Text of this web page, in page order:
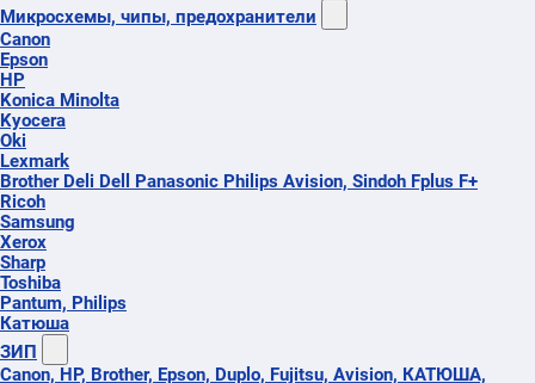
Микросхемы, чипы, предохранители
Canon
Epson
HP
Konica Minolta
Kyocera
Oki
Lexmark
Brother Deli Dell Panasonic Philips Avision, Sindoh Fplus F+
Ricoh
Samsung
Xerox
Sharp
Toshiba
Pantum, Philips
Катюша
ЗИП
Canon, HP, Brother, Epson, Duplo, Fujitsu, Avision, КАТЮША,